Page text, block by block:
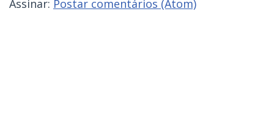
Assinar: Postar comentários (Atom)